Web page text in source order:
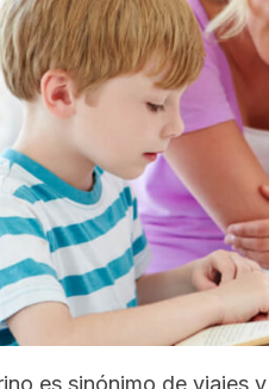
es sinónimo de viajes